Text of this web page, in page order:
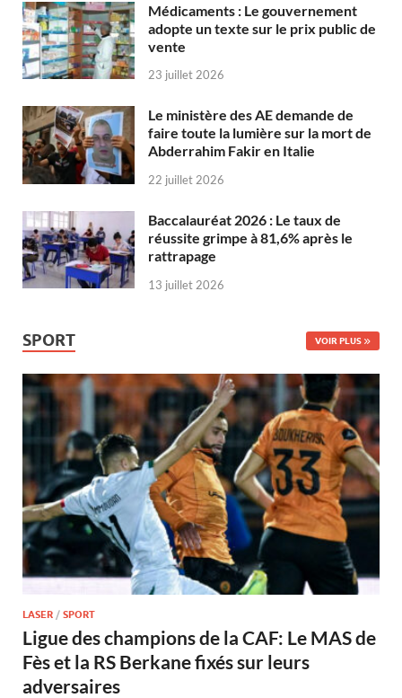
Médicaments : Le gouvernement
adopte un texte sur le prix public de
vente
23 juillet 2026
Le ministère des AE demande de
faire toute la lumière sur la mort de
Abderrahim Fakir en Italie
22 juillet 2026
Baccalauréat 2026 : Le taux de
réussite grimpe à 81,6% après le
rattrapage
13 juillet 2026
SPORT VOIR PLUS
LASER / SPORT
Ligue des champions de la CAF: Le MAS de
Fès et la RS Berkane fixés sur leurs
adversaires